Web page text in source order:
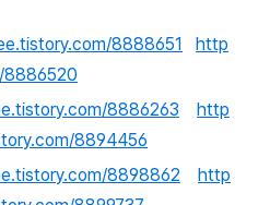
8888651
http
8886520
8886263
http
8894456
8898862
http